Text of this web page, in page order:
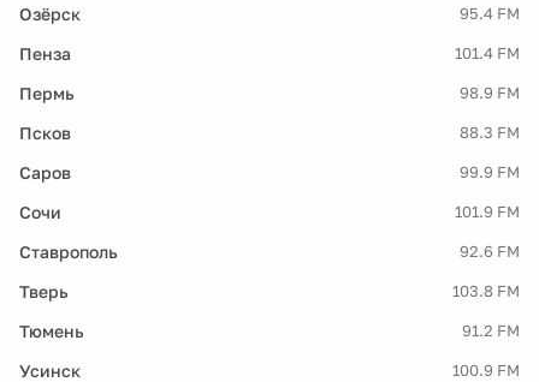
Озёрск 95.4 FM
Пенза 101.4 FM
Пермь 98.9 FM
Псков 88.3 FM
Саров 99.9 FM
Сочи 101.9 FM
Ставрополь 92.6 FM
Тверь 103.8 FM
Тюмень 91.2 FM
Усинск 100.9 FM